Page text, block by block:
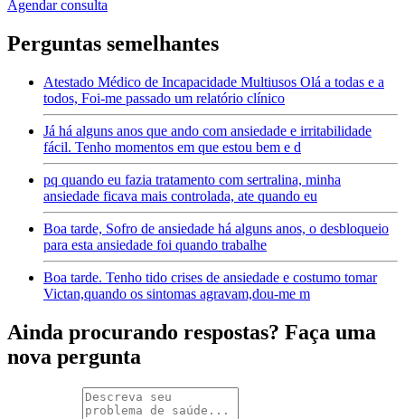
Agendar consulta
Perguntas semelhantes
Atestado Médico de Incapacidade Multiusos Olá a todas e a
todos, Foi-me passado um relatório clínico
Já há alguns anos que ando com ansiedade e irritabilidade
fácil. Tenho momentos em que estou bem e d
pq quando eu fazia tratamento com sertralina, minha
ansiedade ficava mais controlada, ate quando eu
Boa tarde, Sofro de ansiedade há alguns anos, o desbloqueio
para esta ansiedade foi quando trabalhe
Boa tarde. Tenho tido crises de ansiedade e costumo tomar
Victan,quando os sintomas agravam,dou-me m
Ainda procurando respostas? Faça uma
nova pergunta